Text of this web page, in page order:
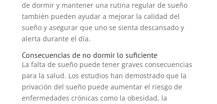
de dormir y mantener una rutina regular de sueño
también pueden ayudar a mejorar la calidad del
sueño y asegurar que uno se sienta descansado y
alerta durante el día.
Consecuencias de no dormir lo suficiente
La falta de sueño puede tener graves consecuencias
para la salud. Los estudios han demostrado que la
privación del sueño puede aumentar el riesgo de
enfermedades crónicas como la obesidad, la